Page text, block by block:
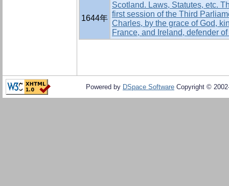
1644年
Scotland. Laws, Statutes, etc.
first session of the Third
Charles, by the grace of God,
France, and Ireland, defender
Powered by DSpace Software Copyright ©